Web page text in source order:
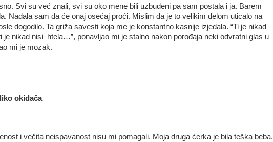
Svi su već znali, svi su oko mene bili uzbuđeni pa sam postala i ja. Barem
Nadala sam da će onaj osećaj proći. Mislim da je to velikim delom uticalo na
dogodilo. Ta griža savesti koja me je konstantno kasnije izjedala. “Ti je nikad
je nikad nisi htela…”, ponavljao mi je stalno nakon porođaja neki odvratni glas u
mi je mozak.
okidača
i večita neispavanost nisu mi pomagali. Moja druga ćerka je bila teška beba.